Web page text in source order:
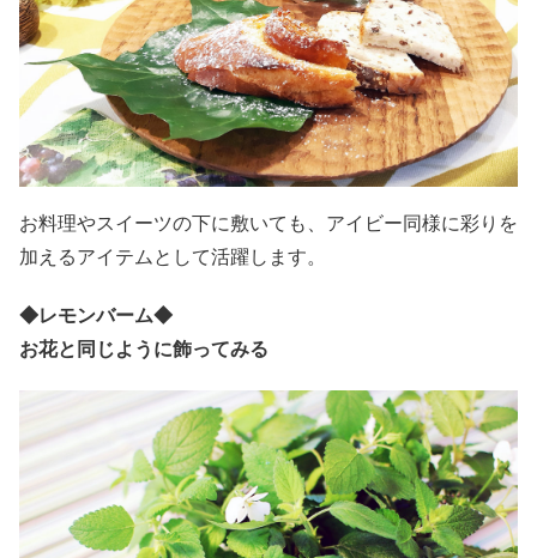
お料理やスイーツの下に敷いても、アイビー同様に彩りを
加えるアイテムとして活躍します。
◆レモンバーム◆
お花と同じように飾ってみる